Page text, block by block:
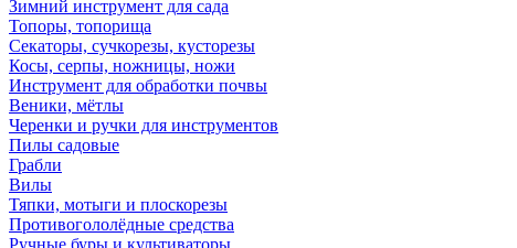
Зимний инструмент для сада
Топоры, топорища
Секаторы, сучкорезы, кусторезы
Косы, серпы, ножницы, ножи
Инструмент для обработки почвы
Веники, мётлы
Черенки и ручки для инструментов
Пилы садовые
Грабли
Вилы
Тяпки, мотыги и плоскорезы
Противогололёдные средства
Ручные буры и культиваторы